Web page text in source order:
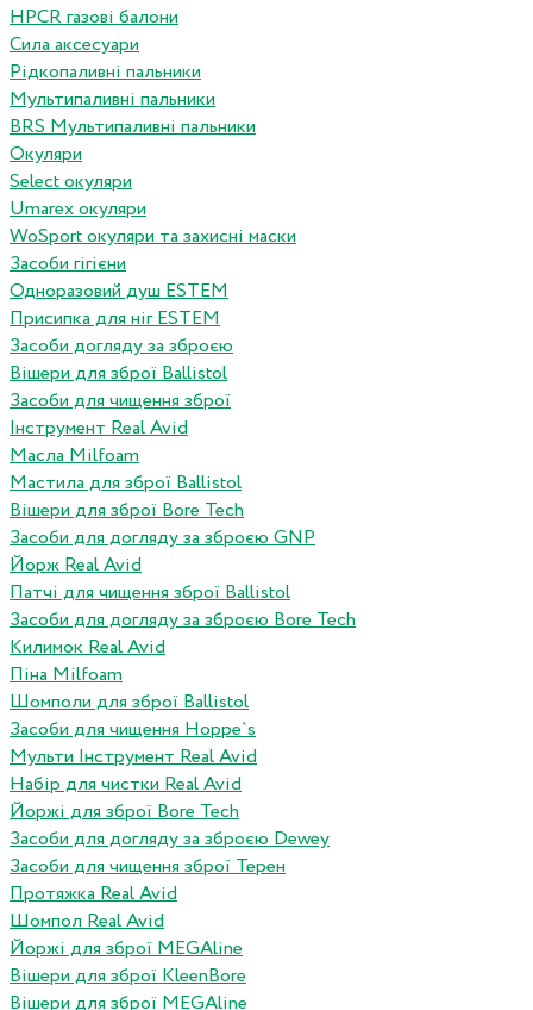
HPCR газові балони
Сила аксесуари
Рідкопаливні пальники
Мультипаливні пальники
BRS Мультипаливні пальники
Окуляри
Select окуляри
Umarex окуляри
WoSport окуляри та захисні маски
Засоби гігієни
Одноразовий душ ESTEM
Присипка для ніг ESTEM
Засоби догляду за зброєю
Вішери для зброї Ballistol
Засоби для чищення зброї
Інструмент Real Avid
Масла Milfoam
Мастила для зброї Ballistol
Вішери для зброї Bore Tech
Засоби для догляду за зброєю GNP
Йорж Real Avid
Патчі для чищення зброї Ballistol
Засоби для догляду за зброєю Bore Tech
Килимок Real Avid
Піна Milfoam
Шомполи для зброї Ballistol
Засоби для чищення Hoppe`s
Мульти Інструмент Real Avid
Набір для чистки Real Avid
Йоржі для зброї Bore Tech
Засоби для догляду за зброєю Dewey
Засоби для чищення зброї Терен
Протяжка Real Avid
Шомпол Real Avid
Йоржі для зброї MEGAline
Вішери для зброї KleenBore
Вішери для зброї MEGAline